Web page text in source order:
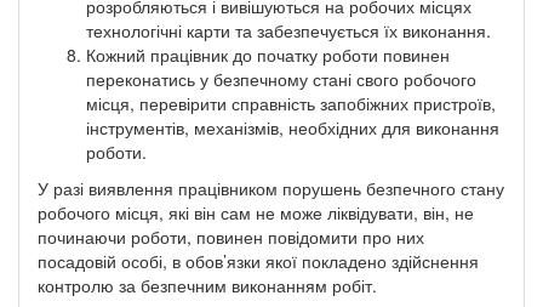
розробляються і вивішуються на робочих місцях
технологічні карти та забезпечується їх виконання.
Кожний працівник до початку роботи повинен
переконатись у безпечному стані свого робочого
місця, перевірити справність запобіжних пристроїв,
інструментів, механізмів, необхідних для виконання
роботи.
У разі виявлення працівником порушень безпечного стану
робочого місця, які він сам не може ліквідувати, він, не
починаючи роботи, повинен повідомити про них
посадовій особі, в обов’язки якої покладено здійснення
контролю за безпечним виконанням робіт.